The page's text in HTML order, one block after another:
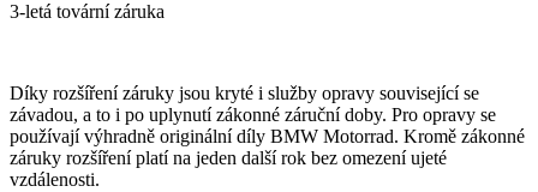
3-letá tovární záruka
Díky rozšíření záruky jsou kryté i služby opravy související se
závadou, a to i po uplynutí zákonné záruční doby. Pro opravy se
používají výhradně originální díly BMW Motorrad. Kromě zákonné
záruky rozšíření platí na jeden další rok bez omezení ujeté
vzdálenosti.